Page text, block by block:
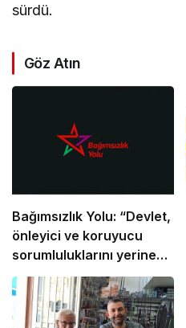
sürdü.
Göz Atın
Bağımsızlık Yolu: “Devlet,
önleyici ve koruyucu
sorumluluklarını yerine
getirmeli”